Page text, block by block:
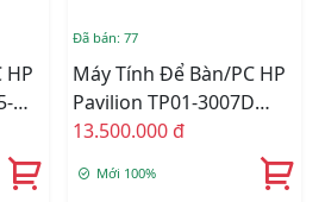
HP
Đã bán: 77
Máy Tính Để Bàn/PC HP
Pavilion TP01-3007D
6K7A7PA (Core I5 12400/
Intel H670/ 8GB/ 512GB
SSD/ Intel UHD Graphics
13.500.000 đ
Mới 100%